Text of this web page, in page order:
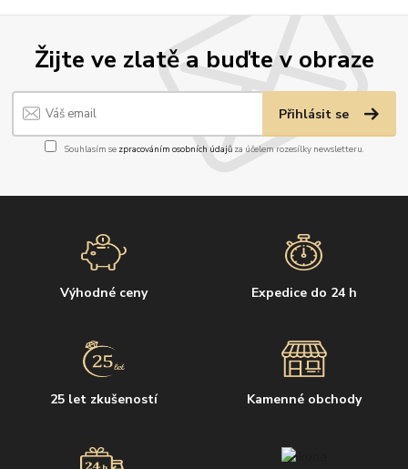
Žijte ve zlatě a buďte v obraze
Přihlásit se
Souhlasím se zpracováním osobních údajůza účelem rozesílky newsletteru.
Výhodné ceny Expedice do 24 h
25 let zkušeností Kamenné obchody